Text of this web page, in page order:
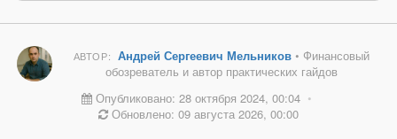
АВТОР: Андрей Сергеевич Мельников• Финансовый
обозреватель и автор практических гайдов
Опубликовано: 28 октября 2024, 00:04 •
Обновлено: 09 августа 2026, 00:00